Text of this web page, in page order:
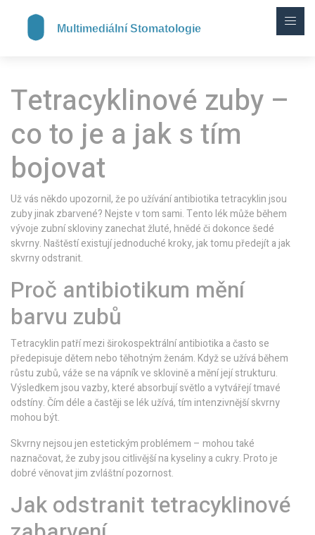
Tetracyklinové zuby –
co to je a jak s tím
bojovat
Už vás někdo upozornil, že po užívání antibiotika tetracyklin jsou
zuby jinak zbarvené? Nejste v tom sami. Tento lék může během
vývoje zubní skloviny zanechat žluté, hnědé či dokonce šedé
skvrny. Naštěstí existují jednoduché kroky, jak tomu předejít a jak
skvrny odstranit.
Proč antibiotikum mění
barvu zubů
Tetracyklin patří mezi širokospektrální antibiotika a často se
předepisuje dětem nebo těhotným ženám. Když se užívá během
růstu zubů, váže se na vápník ve sklovině a mění její strukturu.
Výsledkem jsou vazby, které absorbují světlo a vytvářejí tmavé
odstíny. Čím déle a častěji se lék užívá, tím intenzivnější skvrny
mohou být.
Skvrny nejsou jen estetickým problémem – mohou také
naznačovat, že zuby jsou citlivější na kyseliny a cukry. Proto je
dobré věnovat jim zvláštní pozornost.
Jak odstranit tetracyklinové